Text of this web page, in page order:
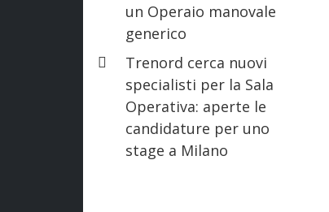
un Operaio manovale
generico
Trenord cerca nuovi
specialisti per la Sala
Operativa: aperte le
candidature per uno
stage a Milano